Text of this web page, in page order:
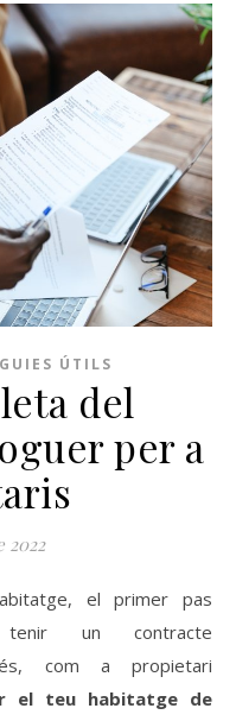
GUIES ÚTILS
del
per a
2022
el primer pas
tenir un contracte
com a propietari
el teu habitatge de